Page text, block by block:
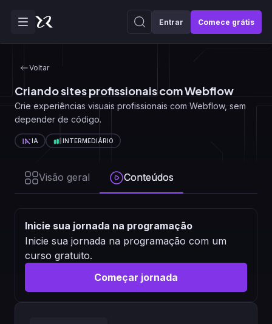
Entrar Comece grátis
Voltar
Criando sites profissionais com Webflow
Crie experiências visuais profissionais com Webflow, sem
depender de código.
IA INTERMEDIÁRIO
Visão geral Conteúdos
Inicie sua jornada na programação
Inicie sua jornada na programação com um
curso gratuito.
Começar jornada